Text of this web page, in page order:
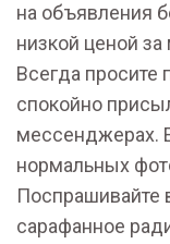
на объявления
низкой ценой
Всегда просите
спокойно
мессенджерах.
нормальных
Поспрашивайте
сарафанное